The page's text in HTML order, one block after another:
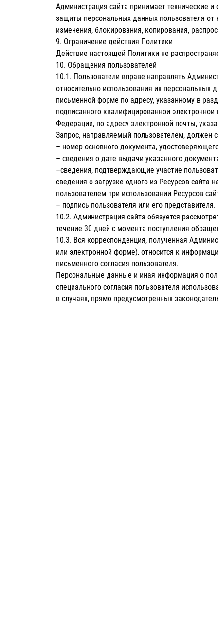
Администрация сайта принимает технические
защиты персональных данных пользователя от
изменения, блокирования, копирования,
9. Ограничение действия Политики
Действие настоящей Политики не
10. Обращения пользователей
10.1. Пользователи вправе направлять
относительно использования их
письменной форме по адресу, указанному в
подписанного квалифицированной
Федерации, по адресу электронной почты,
Запрос, направляемый пользователем,
– номер основного документа,
– сведения о дате выдачи указанного
–сведения, подтверждающие участие
сведения о загрузке одного из Ресурсов
пользователем при использовании Ресурсов
– подпись пользователя или его представителя.
10.2. Администрация сайта обязуется
течение 30 дней с момента поступления
10.3. Вся корреспонденция, полученная
или электронной форме), относится к
письменного согласия пользователя.
Персональные данные и иная информация о
специального согласия пользователя
в случаях, прямо предусмотренных